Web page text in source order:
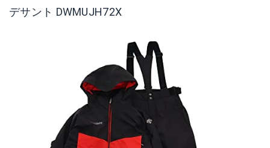
デサント DWMUJH72X